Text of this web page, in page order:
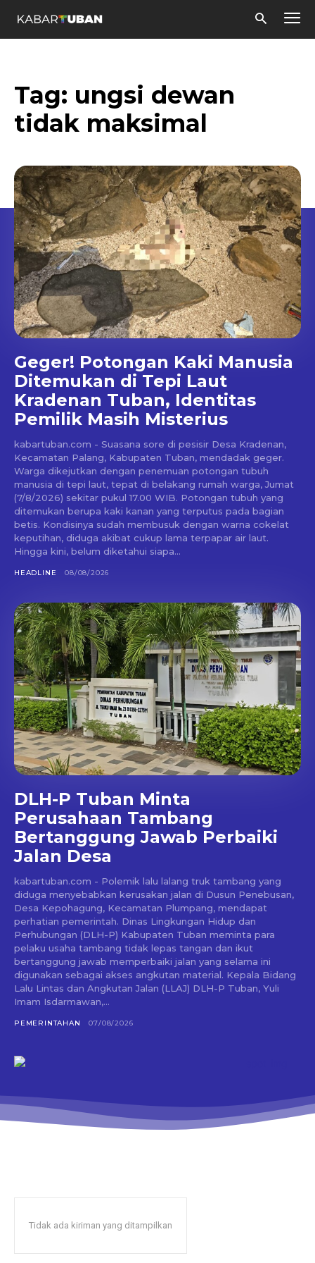
Tag: ungsi dewan
tidak maksimal
Geger! Potongan Kaki Manusia
Ditemukan di Tepi Laut
Kradenan Tuban, Identitas
Pemilik Masih Misterius
kabartuban.com - Suasana sore di pesisir Desa Kradenan,
Kecamatan Palang, Kabupaten Tuban, mendadak geger.
Warga dikejutkan dengan penemuan potongan tubuh
manusia di tepi laut, tepat di belakang rumah warga, Jumat
(7/8/2026) sekitar pukul 17.00 WIB. Potongan tubuh yang
ditemukan berupa kaki kanan yang terputus pada bagian
betis. Kondisinya sudah membusuk dengan warna cokelat
keputihan, diduga akibat cukup lama terpapar air laut.
Hingga kini, belum diketahui siapa...
HEADLINE 08/08/2026
DLH-P Tuban Minta
Perusahaan Tambang
Bertanggung Jawab Perbaiki
Jalan Desa
kabartuban.com - Polemik lalu lalang truk tambang yang
diduga menyebabkan kerusakan jalan di Dusun Penebusan,
Desa Kepohagung, Kecamatan Plumpang, mendapat
perhatian pemerintah. Dinas Lingkungan Hidup dan
Perhubungan (DLH-P) Kabupaten Tuban meminta para
pelaku usaha tambang tidak lepas tangan dan ikut
bertanggung jawab memperbaiki jalan yang selama ini
digunakan sebagai akses angkutan material. Kepala Bidang
Lalu Lintas dan Angkutan Jalan (LLAJ) DLH-P Tuban, Yuli
Imam Isdarmawan,...
PEMERINTAHAN 07/08/2026
Tidak ada kiriman yang ditampilkan